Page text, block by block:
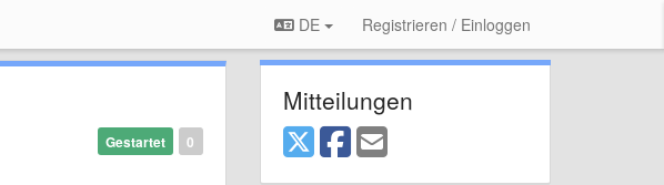
DE Registrieren / Einloggen
0
Gestartet
Mitteilungen